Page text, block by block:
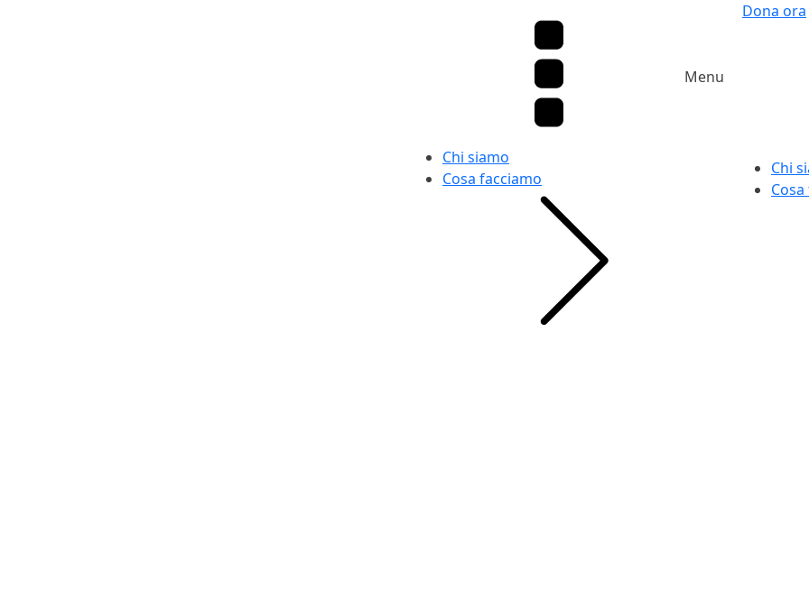
Menu
Chi siamo
Cosa facciamo
Dona ora
Chi